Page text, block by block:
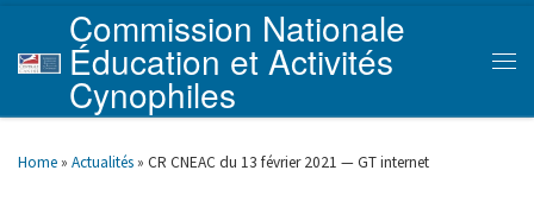
Skip to content
Commission Nationale
Éducation et Activités
Cynophiles
Home » Actualités » CR CNEAC du 13 février 2021 — GT internet